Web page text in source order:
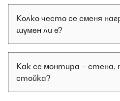
Колко често се сменя
шумен ли е?
Как се монтира – стена,
стойка?